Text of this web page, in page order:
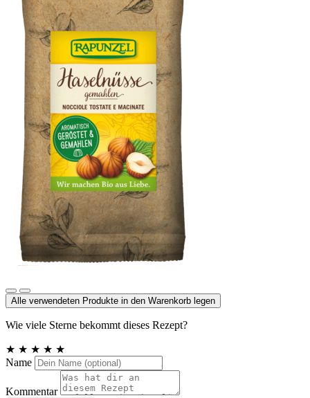
Alle verwendeten Produkte in den Warenkorb legen
Wie viele Sterne bekommt dieses Rezept?
★ ★ ★ ★ ★
Name
Kommentar